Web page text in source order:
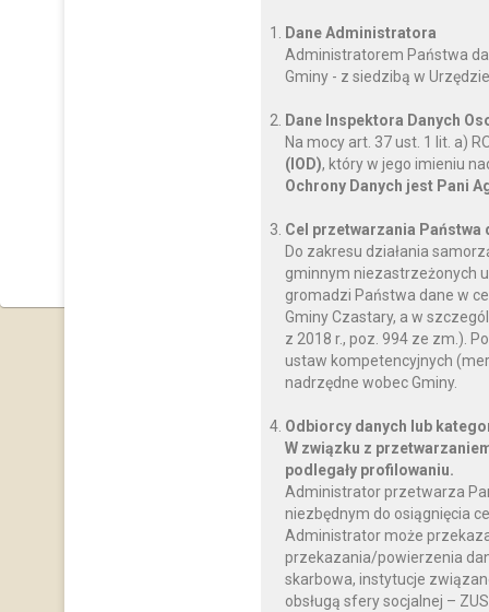
Oddział Przedszkolny w
Tel. 62 -784 30 28
e-mail
Dane Administratora
Administratorem Państwa
Gminy - z siedzibą w
Dane Inspektora Danych
Na mocy art. 37 ust. 1 lit. a)
(IOD), który w jego imieniu
Ochrony Danych jest Pani
Cel przetwarzania Państwa
Do zakresu działania
gminnym niezastrzeżonych
gromadzi Państwa dane w
Gminy Czastary, a w
z 2018 r., poz. 994 ze zm.).
ustaw kompetencyjnych
nadrzędne wobec Gminy.
Odbiorcy danych lub
W związku z
podlegały profilowaniu.
Administrator przetwarza
niezbędnym do osiągnięcia
Administrator może
przekazania/powierzenia
skarbowa, instytucje
obsługą sfery socjalnej –